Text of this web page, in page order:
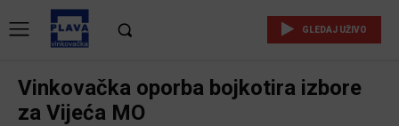
GLEDAJ UŽIVO
Vinkovačka oporba bojkotira izbore
za Vijeća MO